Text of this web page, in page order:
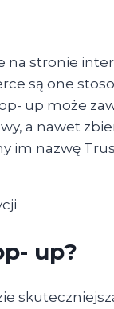
na stronie
są one
up może
a nawet
im nazwę
up?